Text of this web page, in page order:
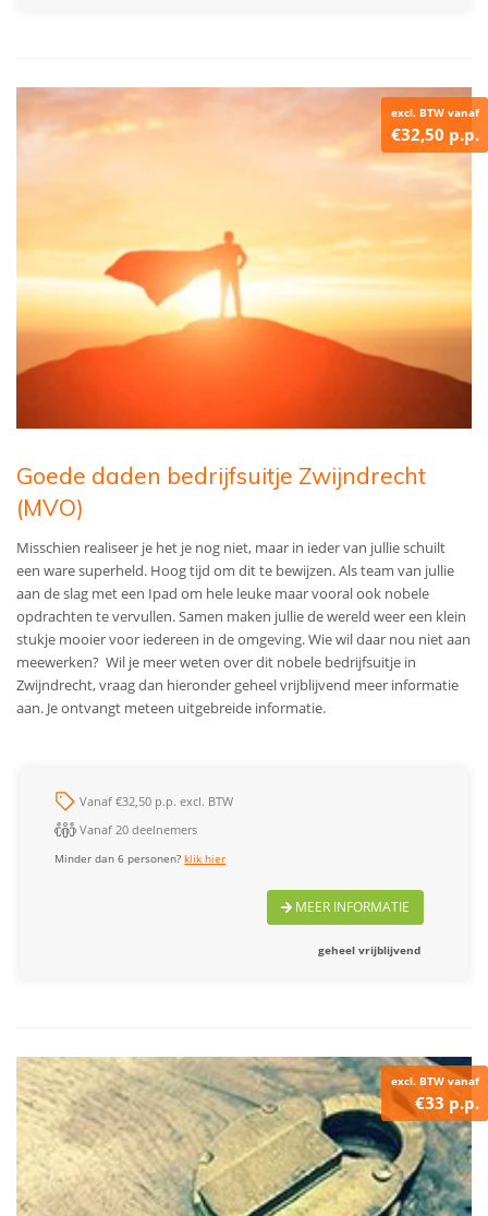
excl. BTW vanaf
€32,50 p.p.
Goede daden bedrijfsuitje Zwijndrecht
(MVO)
Misschien realiseer je het je nog niet, maar in ieder van jullie schuilt
een ware superheld. Hoog tijd om dit te bewijzen. Als team van jullie
aan de slag met een Ipad om hele leuke maar vooral ook nobele
opdrachten te vervullen. Samen maken jullie de wereld weer een klein
stukje mooier voor iedereen in de omgeving. Wie wil daar nou niet aan
meewerken? Wil je meer weten over dit nobele bedrijfsuitje in
Zwijndrecht, vraag dan hieronder geheel vrijblijvend meer informatie
aan. Je ontvangt meteen uitgebreide informatie.
Vanaf €32,50 p.p. excl. BTW
Vanaf 20 deelnemers
Minder dan 6 personen?klik hier
MEER INFORMATIE
geheel vrijblijvend
excl. BTW vanaf
€33 p.p.